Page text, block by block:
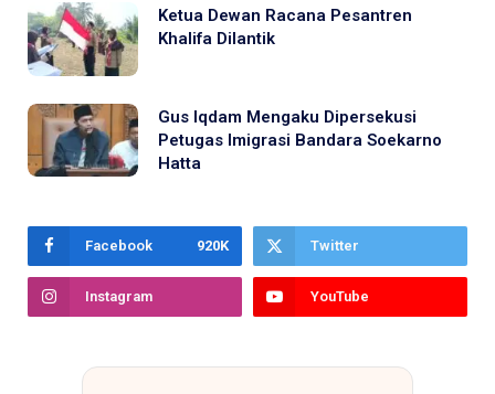
Ketua Dewan Racana Pesantren
Khalifa Dilantik
Gus Iqdam Mengaku Dipersekusi
Petugas Imigrasi Bandara Soekarno
Hatta
Facebook 920K Twitter
Instagram YouTube